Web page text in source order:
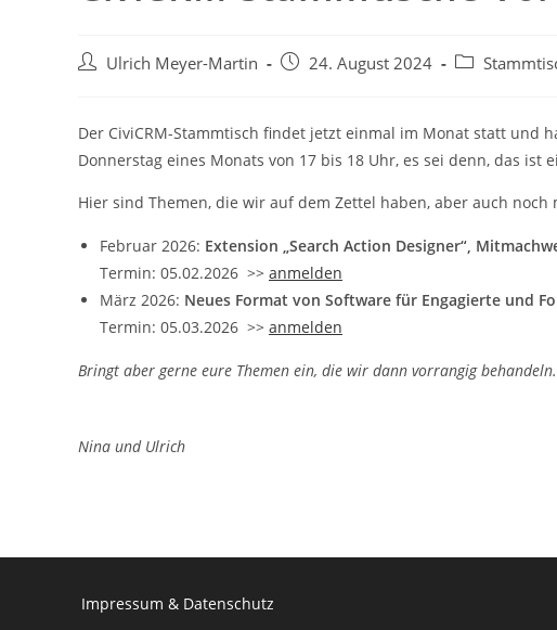
Ulrich Meyer-Martin 24. August 2024
Der CiviCRM-Stammtisch findet jetzt einmal im Monat statt und
Donnerstag eines Monats von 17 bis 18 Uhr, es sei denn, das ist
Hier sind Themen, die wir auf dem Zettel haben, aber auch
Februar 2026: Extension „Search Action Designer“,
Termin: 05.02.2026 >> anmelden
März 2026: Neues Format von Software für Engagierte und
Termin: 05.03.2026 >> anmelden
Bringt aber gerne eure Themen ein, die wir dann vorrangig behandeln.
Nina und Ulrich
Impressum & Datenschutz